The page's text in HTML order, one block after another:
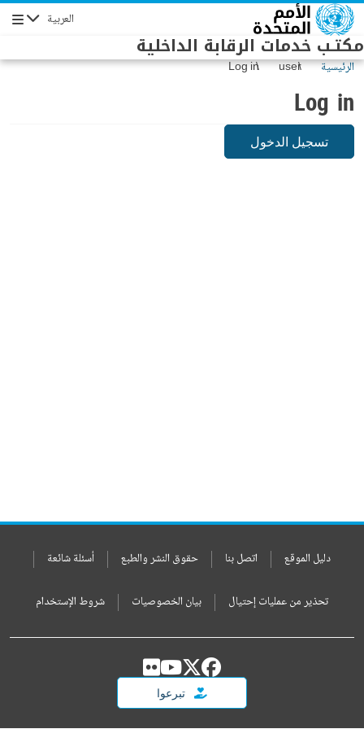
Skip to main content العربية
مكتـب خدمات الرقابة الداخلية
الرئيسية user
Log in
Log in
تسجيل الدخول
دليل الموقع اتصل بنا حقوق النشر والطبع أسئلة شائعة
تحذير من عمليات إحتيال بيان الخصوصيات شروط الإستخدام
تبرعوا